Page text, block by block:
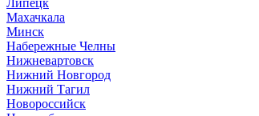
Липецк
Махачкала
Минск
Набережные Челны
Нижневартовск
Нижний Новгород
Нижний Тагил
Новороссийск